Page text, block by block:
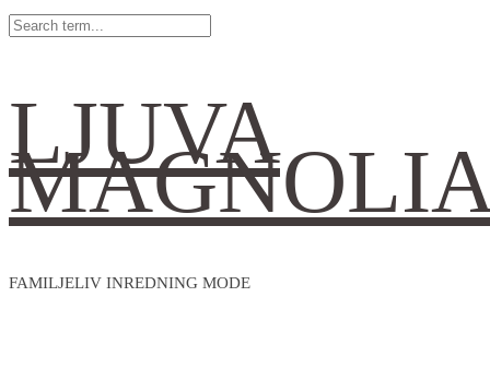
LJUVA
FAMILJELIV INREDNING MODE